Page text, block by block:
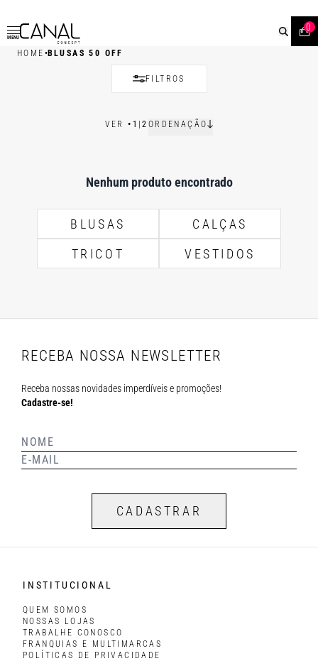
MENU
0
HOME •BLUSAS 50 OFF
FILTROS
VER• 1 |2 ORDENAÇÃO
Nenhum produto encontrado
BLUSAS
CALÇAS
TRICOT
VESTIDOS
RECEBA NOSSA NEWSLETTER
Receba nossas novidades imperdíveis e promoções!
Cadastre-se!
CADASTRAR
INSTITUCIONAL
QUEM SOMOS
NOSSAS LOJAS
TRABALHE CONOSCO
FRANQUIAS E MULTIMARCAS
POLÍTICAS DE PRIVACIDADE